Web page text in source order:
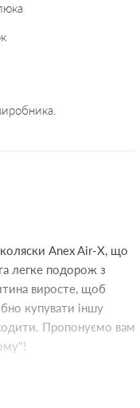
Anex Air-X, що
легке подорож з
виросте, щоб
купувати іншу
Пропонуємо вам
до комплекту.